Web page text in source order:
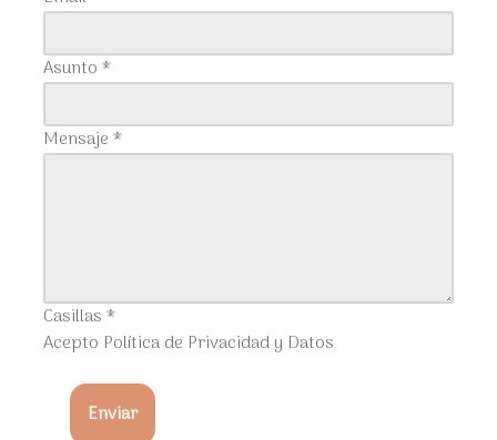
Asunto*
Mensaje*
Casillas*
Acepto Política de Privacidad y Datos
Enviar